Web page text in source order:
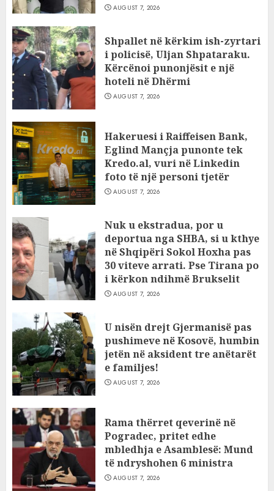
AUGUST 7, 2026
Shpallet në kërkim ish-zyrtari
i policisë, Uljan Shpataraku.
Kërcënoi punonjësit e një
hoteli në Dhërmi
AUGUST 7, 2026
Hakeruesi i Raiffeisen Bank,
Eglind Mançja punonte tek
Kredo.al, vuri në Linkedin
foto të një personi tjetër
AUGUST 7, 2026
Nuk u ekstradua, por u
deportua nga SHBA, si u kthye
në Shqipëri Sokol Hoxha pas
30 viteve arrati. Pse Tirana po
i kërkon ndihmë Brukselit
AUGUST 7, 2026
U nisën drejt Gjermanisë pas
pushimeve në Kosovë, humbin
jetën në aksident tre anëtarët
e familjes!
AUGUST 7, 2026
Rama thërret qeverinë në
Pogradec, pritet edhe
mbledhja e Asamblesë: Mund
të ndryshohen 6 ministra
AUGUST 7, 2026